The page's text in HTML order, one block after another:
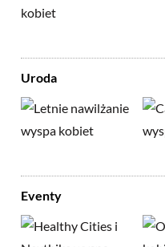
Uroda
Eventy